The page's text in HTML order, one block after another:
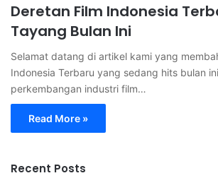
Deretan Film Indonesia
Tayang Bulan Ini
Selamat datang di artikel kami yang
Indonesia Terbaru yang sedang hits bulan
perkembangan industri film…
Read More »
Recent Posts